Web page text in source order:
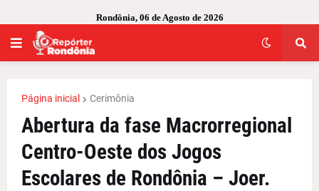
Rondônia, 06 de Agosto de 2026
Página inicial Cerimônia
Abertura da fase Macrorregional
Centro-Oeste dos Jogos
Escolares de Rondônia – Joer.